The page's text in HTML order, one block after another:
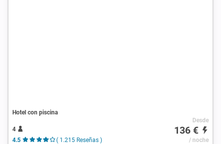
Hotel con piscina
4
4.5
( 1.215 Reseñas )
Desde
136 €
/ noche